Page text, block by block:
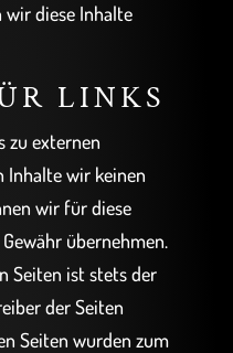
wir diese Inhalte
LINKS
zu externen
Inhalte wir keinen
wir für diese
übernehmen.
Seiten ist stets der
der Seiten
Seiten wurden zum